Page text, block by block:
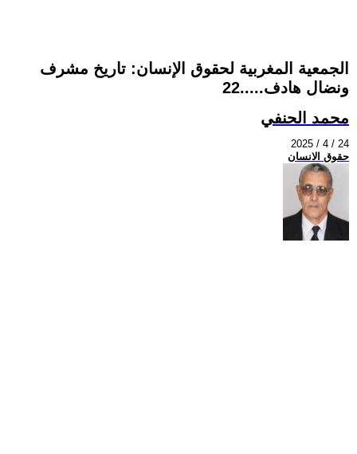
الجمعية المغربية لحقوق الإنسان: تاريخ مشرف
ونضال هادف.....22
محمد الحنفي
2025 / 4 / 24
حقوق الانسان